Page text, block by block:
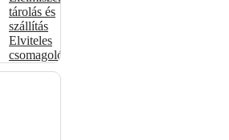
tárolás és
szállítás
Elviteles
csomagolóanyagok